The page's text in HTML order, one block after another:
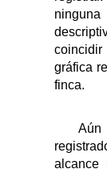
gráfica
finca.
Aún